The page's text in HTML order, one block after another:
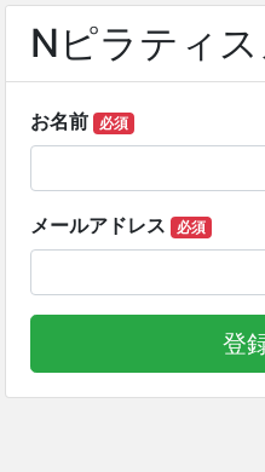
Nピラティ
お名前 必須
メールアドレス 必須
登